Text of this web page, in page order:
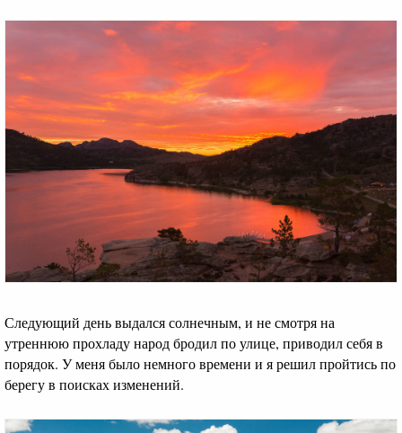
Следующий день выдался солнечным, и не смотря на
утреннюю прохладу народ бродил по улице, приводил себя в
порядок. У меня было немного времени и я решил пройтись по
берегу в поисках изменений.